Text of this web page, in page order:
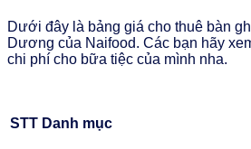
Dưới đây là bảng giá cho thuê bàn
Dương của Naifood. Các bạn hãy
chi phí cho bữa tiệc của mình nha.
STT Danh mục